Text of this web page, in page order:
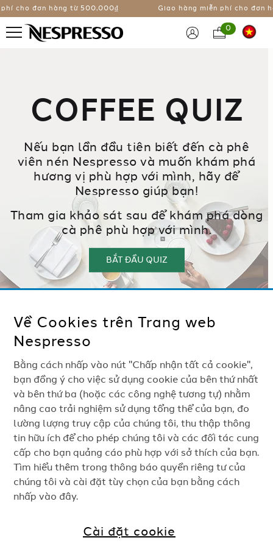
cho đơn hàng từ500,000₫ Giao hàng miễn phí cho đơn
0
COFFEE QUIZ
Nếu bạn lần đầu tiên biết đến cà phê
viên nén Nespresso và muốn khám phá
hương vị phù hợp với mình, hãy để
Nespresso giúp bạn!
Tham gia khảo sát sau để khám phá dòng
cà phê phù hợp với mình.
BẮT ĐẦU QUIZ
THANH TOÁN AN TOÀN 100%
CÁC SẢN PHẨM
GỌI CHO CHÚNG TÔI
EMAIL CHO CHÚNG TÔI
LIÊN HỆ VỚI CHÚNG TÔI
Về Cookies trên Trang web
Nespresso
Bằng cách nhấp vào nút "Chấp nhận tất cả cookie",
bạn đồng ý cho việc sử dụng cookie của bên thứ nhất
và bên thứ ba (hoặc các công nghệ tương tự) nhằm
nâng cao trải nghiệm sử dụng tổng thể của bạn, đo
lường lượng truy cập của chúng tôi, thu thập thông
tin hữu ích để cho phép chúng tôi và các đối tác cung
cấp cho bạn quảng cáo phù hợp với sở thích của bạn.
Tìm hiểu thêm trong thông báo quyền riêng tư của
chúng tôi và cài đặt tùy chọn của bạn bằng cách
nhấp vào đây.
Cài đặt cookie